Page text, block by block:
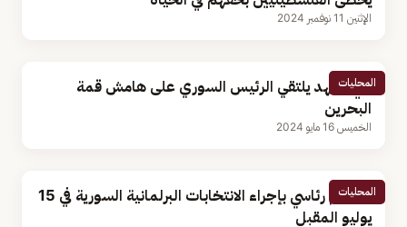
الإثنين 11 نوفمبر 2024
المحليات
ولي العهد يلتقي الرئيس السوري على هامش قمة
البحرين
الخميس 16 مايو 2024
المحليات
مرسوم رئاسي بإجراء الانتخابات البرلمانية السورية في 15
يوليو المقبل